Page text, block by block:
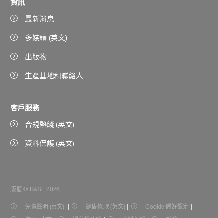
資訊
最新消息
多媒體 (英文)
出版物
生產基地和聯絡人
客戶服務
合規熱綫 (英文)
資料保護 (英文)
版權 © BASF 2026
免責聲明 (英文) 銷售條款 (英文)
Cookie 偏好設定